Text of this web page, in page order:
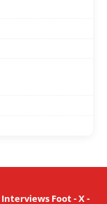
Interviews Foot-X-